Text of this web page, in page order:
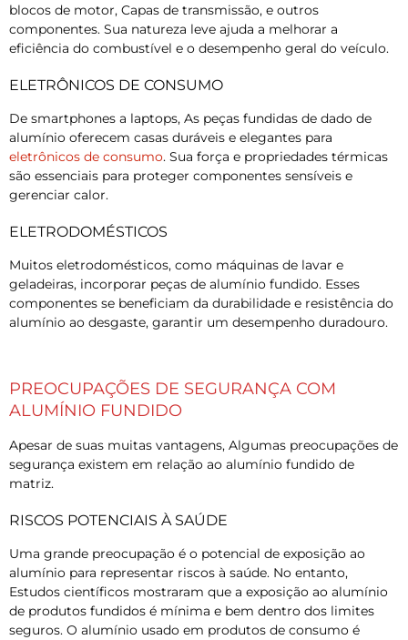
blocos de motor, Capas de transmissão, e outros
componentes. Sua natureza leve ajuda a melhorar a
eficiência do combustível e o desempenho geral do veículo.
ELETRÔNICOS DE CONSUMO
De smartphones a laptops, As peças fundidas de dado de
alumínio oferecem casas duráveis e elegantes para
eletrônicos de consumo. Sua força e propriedades térmicas
são essenciais para proteger componentes sensíveis e
gerenciar calor.
ELETRODOMÉSTICOS
Muitos eletrodomésticos, como máquinas de lavar e
geladeiras, incorporar peças de alumínio fundido. Esses
componentes se beneficiam da durabilidade e resistência do
alumínio ao desgaste, garantir um desempenho duradouro.
PREOCUPAÇÕES DE SEGURANÇA COM
ALUMÍNIO FUNDIDO
Apesar de suas muitas vantagens, Algumas preocupações de
segurança existem em relação ao alumínio fundido de
matriz.
RISCOS POTENCIAIS À SAÚDE
Uma grande preocupação é o potencial de exposição ao
alumínio para representar riscos à saúde. No entanto,
Estudos científicos mostraram que a exposição ao alumínio
de produtos fundidos é mínima e bem dentro dos limites
seguros. O alumínio usado em produtos de consumo é